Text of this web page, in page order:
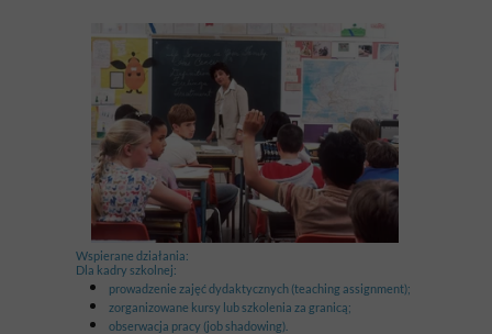
Wspierane działania:
Dla kadry szkolnej:
prowadzenie zajęć dydaktycznych (teaching assignment);
zorganizowane kursy lub szkolenia za granicą;
obserwacja pracy (job shadowing).